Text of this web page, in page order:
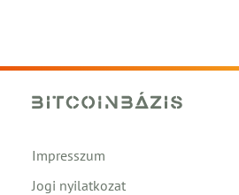
Impresszum
Jogi nyilatkozat